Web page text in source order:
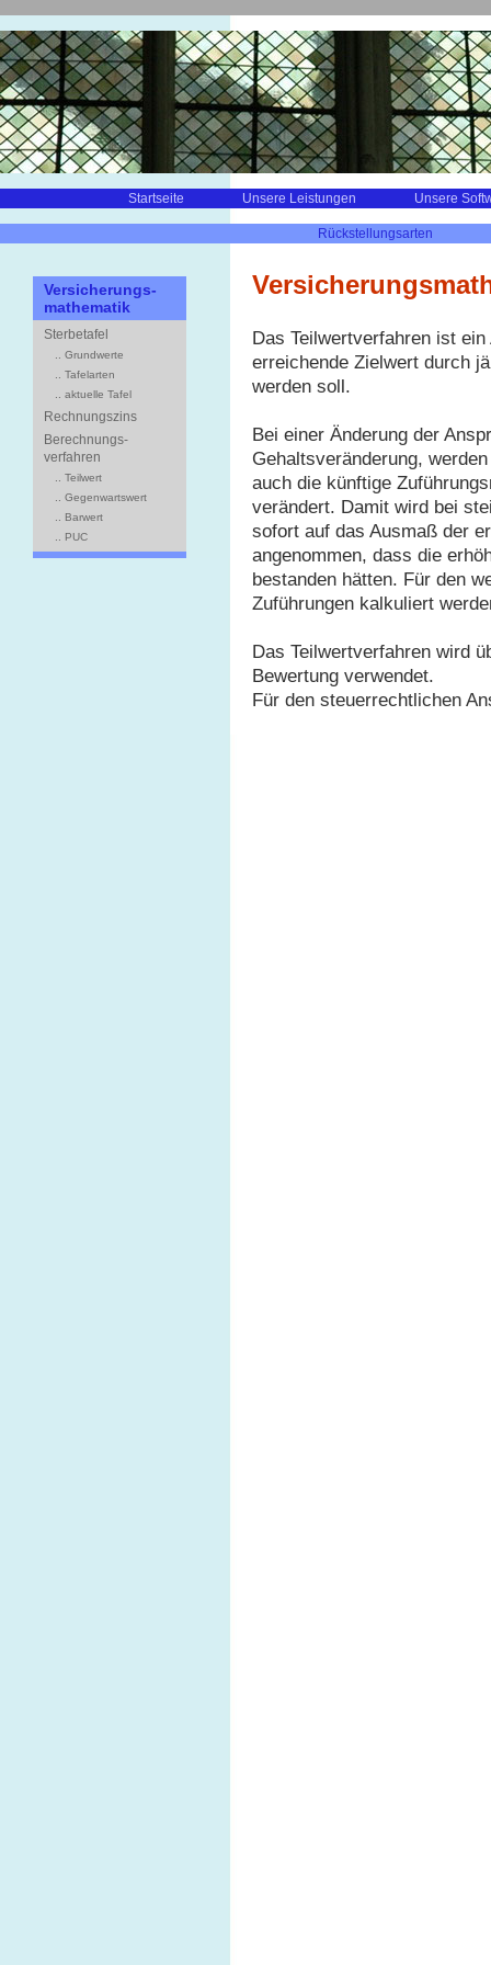
Startseite Unsere Leistungen Unsere
Rückstellungsarten
Versicherungs-
mathematik
Sterbetafel
.. Grundwerte
.. Tafelarten
.. aktuelle Tafel
Rechnungszins
Berechnungs-
verfahren
.. Teilwert
.. Gegenwartswert
.. Barwert
.. PUC
Das Teilwertverfahren ist
erreichende Zielwert durch
werden soll.
Bei einer Änderung der
Gehaltsveränderung,
auch die künftige
verändert. Damit wird bei
sofort auf das Ausmaß der
angenommen, dass die
bestanden hätten. Für den
Zuführungen kalkuliert
Das Teilwertverfahren wird
Bewertung verwendet.
Für den steuerrechtlichen